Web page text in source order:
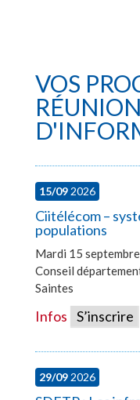
VOS
15/092026
Ciitélécom –
populations
Mardi 15
Conseil
Saintes
Infos S’inscrire
29/092026